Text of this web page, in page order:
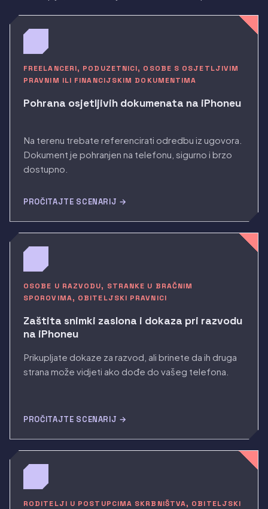
FREELANCERI, PODUZETNICI, OSOBE S OSJETLJIVIM
PRAVNIM ILI FINANCIJSKIM DOKUMENTIMA
Pohrana osjetljivih dokumenata na iPhoneu
Na terenu trebate referencirati odredbu iz ugovora.
Dokument je pohranjen na telefonu, sigurno i brzo
dostupno.
PROČITAJTE SCENARIJ →
OSOBE U RAZVODU, STRANKE U BRAČNIM
SPOROVIMA, OBITELJSKI PRAVNICI
Zaštita snimki zaslona i dokaza pri razvodu
na iPhoneu
Prikupljate dokaze za razvod, ali brinete da ih druga
strana može vidjeti ako dođe do vašeg telefona.
PROČITAJTE SCENARIJ →
RODITELJI U POSTUPCIMA SKRBNIŠTVA, OBITELJSKI